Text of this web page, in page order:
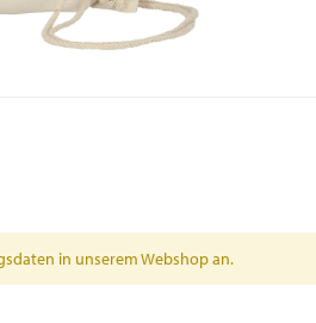
in unserem Webshop an.